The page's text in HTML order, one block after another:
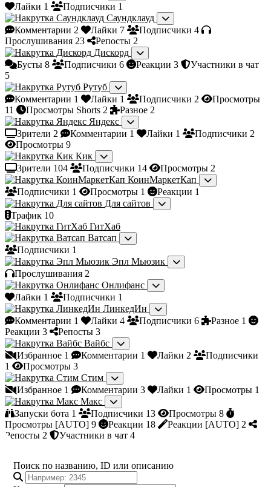
Лайки 1 Подписчики 1
Саундклауд
Комментарии 2 Лайки 7 Подписчики 4
Прослушивания 23 Репосты 2
Дискорд
Бусты 8 Подписчики 6 Реакции 3
Участники в чат
5
Рутуб
Комментарии 1 Лайки 1 Подписчики 2
Просмотры
11
Просмотры Shorts 2 Разное 2
Яндекс
Зрители 2 Комментарии 1 Лайки 1 Подписчики 2
Просмотры 9
Кик
Зрители 104 Подписчики 14 Просмотры 2
КоинМаркетКап
Подписчики 1 Просмотры 1 Реакции 1
Для сайтов
Трафик 10
ГитХаб
Ватсап
Подписчики 1
Эпл Мьюзик
Прослушивания 2
Онлифанс
Лайки 1 Подписчики 1
ЛинкедИн
Комментарии 1 Лайки 4 Подписчики 6 Разное 1
Реакции 3 Репосты 3
Вайбс
Избранное 1 Комментарии 1 Лайки 2
Подписчики
1
Просмотры 3
Стим
Избранное 1 Комментарии 3 Лайки 1 Просмотры 1
Макс
Запуски бота 1 Подписчики 13 Просмотры 8
Просмотры [AUTO] 9 Реакции 18 Реакции [AUTO] 2
Репосты 2 Участники в чат 4
Поиск по названию, ID или описанию